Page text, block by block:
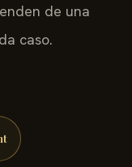
de una
caso.